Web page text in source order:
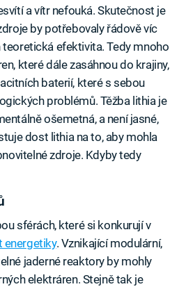
a vítr nefouká. Skutečnost je
by potřebovaly řádově víc
teoretická efektivita. Tedy mnoho
které dále zasáhnou do krajiny,
baterií, které s sebou
problémů. Těžba lithia je
ošemetná, a není jasné,
dost lithia na to, aby mohla
zdroje. Kdyby tedy
sférách, které si konkurují v
energetiky. Vznikající modulární,
jaderné reaktory by mohly
elektráren. Stejně tak je